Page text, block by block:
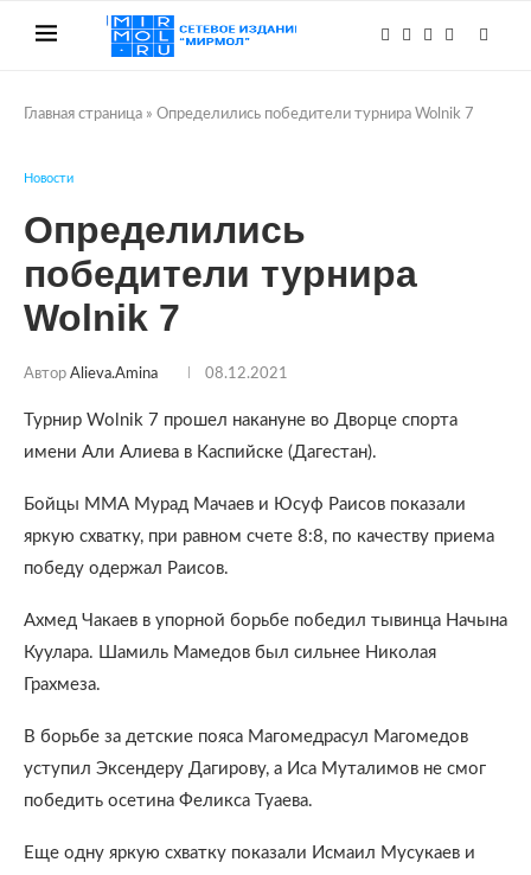
Главная страница » Определились победители турнира Wolnik 7
Новости
Определились
победители турнира
Wolnik 7
Автор Alieva.amina 08.12.2021
Турнир Wolnik 7 прошел накануне во Дворце спорта
имени Али Алиева в Каспийске (Дагестан).
Бойцы ММА Мурад Мачаев и Юсуф Раисов показали
яркую схватку, при равном счете 8:8, по качеству приема
победу одержал Раисов.
Ахмед Чакаев в упорной борьбе победил тывинца Начына
Куулара. Шамиль Мамедов был сильнее Николая
Грахмеза.
В борьбе за детские пояса Магомедрасул Магомедов
уступил Эксендеру Дагирову, а Иса Муталимов не смог
победить осетина Феликса Туаева.
Еще одну яркую схватку показали Исмаил Мусукаев и